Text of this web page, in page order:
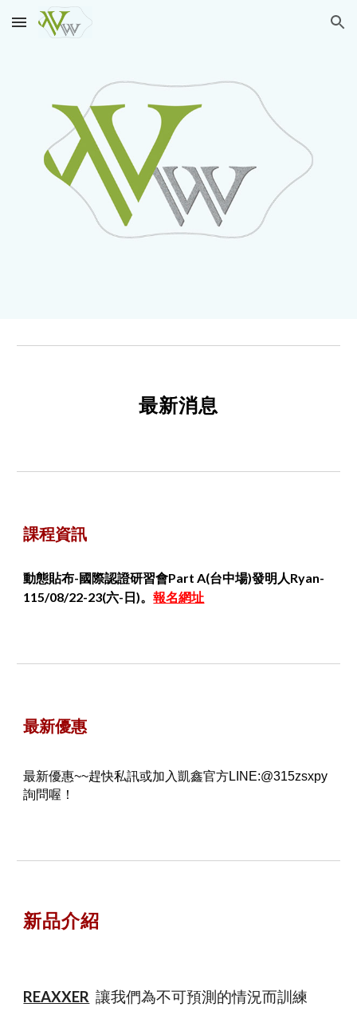
Skip to main content Skip to navigation
最新消息
課程資訊
動態貼布-國際認證研習會PartA(台中場)發明人Ryan-
115/08/22-23(六-日)。報名網址
最新優惠
最新優惠~~趕快私訊或加入凱鑫官方LINE:@315zsxpy
詢問喔！
新品介紹
REAXXER 讓我們為不可預測的情況而訓練